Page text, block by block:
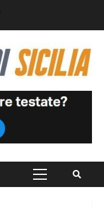
Primary